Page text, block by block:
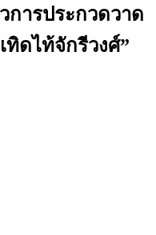
การประกวดวาด
ดไท้จักรีวงศ์”